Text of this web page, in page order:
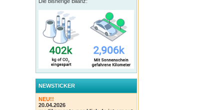
NEWSTICKER
NEU!!
20.04.2026